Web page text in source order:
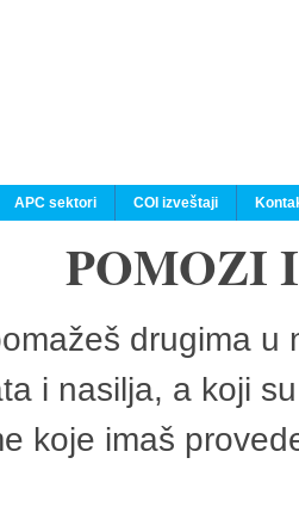
APC sektori COI izveštaji
POMOZI
drugima
i nasilja, a koji
koje imaš